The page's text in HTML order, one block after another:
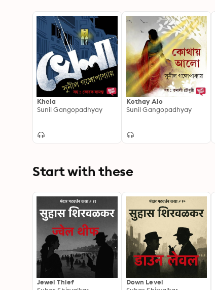
Khela
Sunil Gangopadhyay
Kothay Alo
Sunil Gangopadhyay
Start with these
Jewel Thief
Down Level